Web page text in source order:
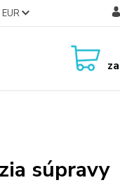
EUR
za
súpravy